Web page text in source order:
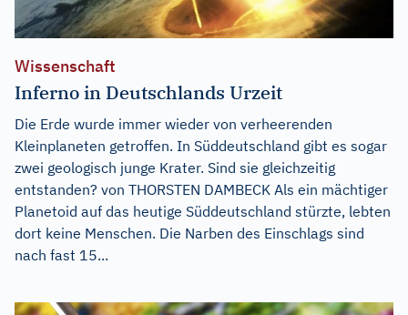
Wissenschaft
Inferno in Deutschlands Urzeit
Die Erde wurde immer wieder von verheerenden
Kleinplaneten getroffen. In Süddeutschland gibt es sogar
zwei geologisch junge Krater. Sind sie gleichzeitig
entstanden? von THORSTEN DAMBECK Als ein mächtiger
Planetoid auf das heutige Süddeutschland stürzte, lebten
dort keine Menschen. Die Narben des Einschlags sind
nach fast 15...